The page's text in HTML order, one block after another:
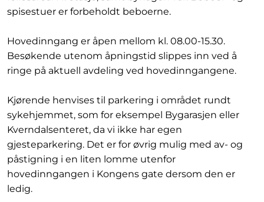
spisestuer er forbeholdt beboerne.
Hovedinngang er åpen mellom kl. 08.00-15.30.
Besøkende utenom åpningstid slippes inn ved å
ringe på aktuell avdeling ved hovedinngangene.
Kjørende henvises til parkering i området rundt
sykehjemmet, som for eksempel Bygarasjen eller
Kverndalsenteret, da vi ikke har egen
gjesteparkering. Det er for øvrig mulig med av- og
påstigning i en liten lomme utenfor
hovedinngangen i Kongens gate dersom den er
ledig.